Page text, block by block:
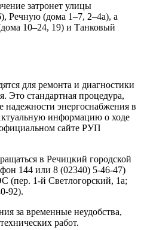
затронет улицы
Речную (дома 1–7, 2–4а), а
10–24, 19) и Танковый
для ремонта и диагностики
Это стандартная процедура,
надежности энергоснабжения в
информацию о ходе
сайте РУП
в Речицкий городской
144 или 8 (02340) 5-46-47)
(пер. 1-й Светлогорский, 1а;
92).
за временные неудобства,
работ.